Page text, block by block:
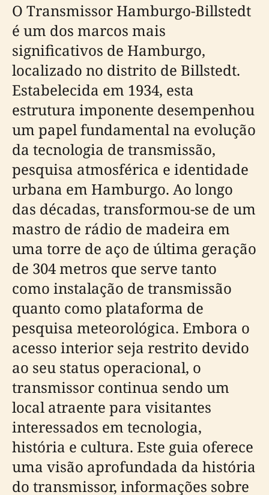
O Transmissor Hamburgo-Billstedt
é um dos marcos mais
significativos de Hamburgo,
localizado no distrito de Billstedt.
Estabelecida em 1934, esta
estrutura imponente desempenhou
um papel fundamental na evolução
da tecnologia de transmissão,
pesquisa atmosférica e identidade
urbana em Hamburgo. Ao longo
das décadas, transformou-se de um
mastro de rádio de madeira em
uma torre de aço de última geração
de 304 metros que serve tanto
como instalação de transmissão
quanto como plataforma de
pesquisa meteorológica. Embora o
acesso interior seja restrito devido
ao seu status operacional, o
transmissor continua sendo um
local atraente para visitantes
interessados em tecnologia,
história e cultura. Este guia oferece
uma visão aprofundada da história
do transmissor, informações sobre